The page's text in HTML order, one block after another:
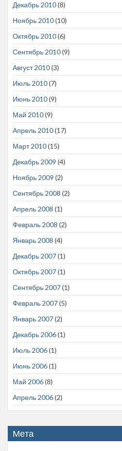
Декабрь 2010(8)
Ноябрь 2010(10)
Октябрь 2010(6)
Сентябрь 2010(9)
Август 2010(3)
Июль 2010(7)
Июнь 2010(9)
Май 2010(9)
Апрель 2010(17)
Март 2010(15)
Декабрь 2009 (4)
Ноябрь 2009 (2)
Сентябрь 2008 (2)
Апрель 2008 (1)
Февраль 2008 (2)
Январь 2008 (4)
Декабрь 2007(1)
Октябрь 2007(1)
Сентябрь 2007(1)
Февраль 2007(5)
Январь 2007(2)
Декабрь 2006(1)
Июль 2006(1)
Июнь 2006(1)
Май 2006(8)
Апрель 2006(2)
Мета